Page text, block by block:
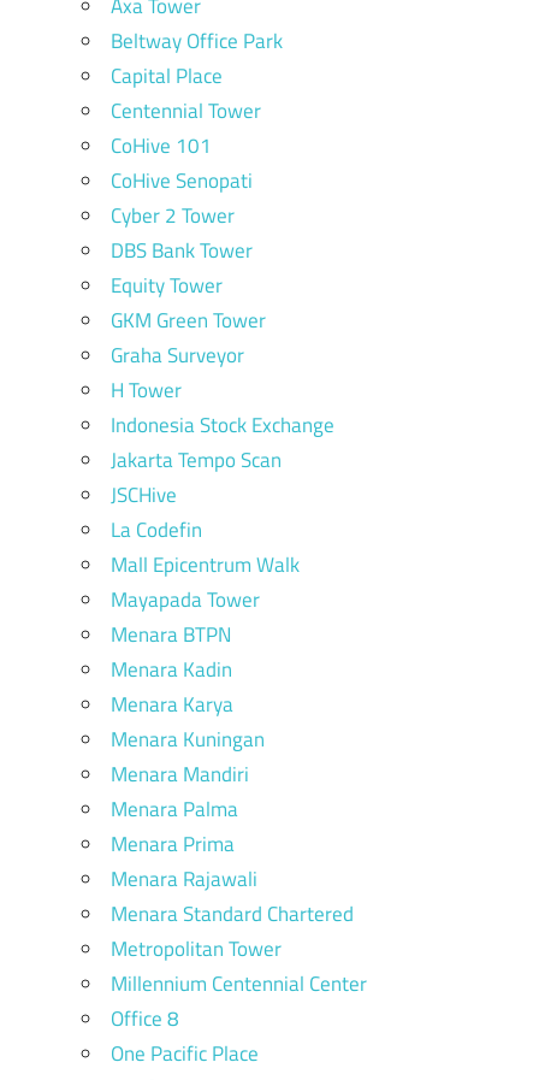
Beltway Office Park
Capital Place
Centennial Tower
CoHive 101
CoHive Senopati
Cyber 2 Tower
DBS Bank Tower
Equity Tower
GKM Green Tower
Graha Surveyor
H Tower
Indonesia Stock Exchange
Jakarta Tempo Scan
JSCHive
La Codefin
Mall Epicentrum Walk
Mayapada Tower
Menara BTPN
Menara Kadin
Menara Karya
Menara Kuningan
Menara Mandiri
Menara Palma
Menara Prima
Menara Rajawali
Menara Standard Chartered
Metropolitan Tower
Millennium Centennial Center
Office 8
One Pacific Place